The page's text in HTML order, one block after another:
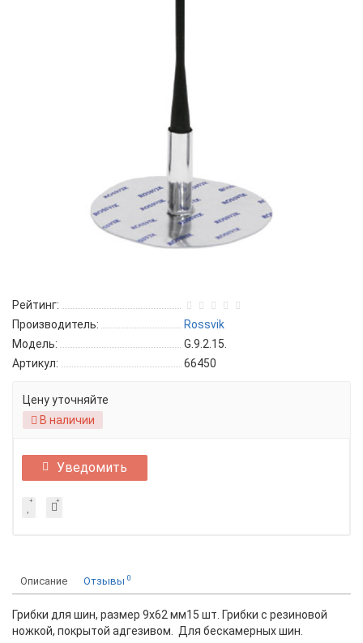
Рейтинг:
Производитель:
Rossvik
Модель:
G.9.2.15.
Артикул:
66450
Цену уточняйте
В наличии
Уведомить
Описание Отзывы 0
Грибки для шин, размер 9х62 мм15 шт. Грибки с резиновой
ножкой, покрытой адгезивом. Для бескамерных шин.